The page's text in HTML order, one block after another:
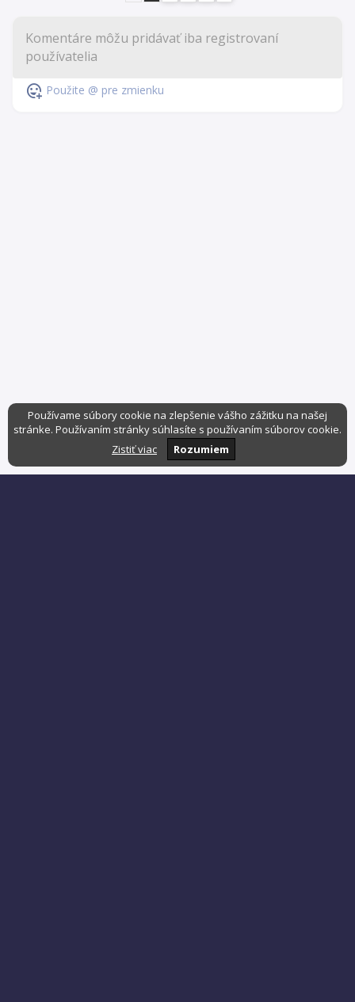
Použite @ pre zmienku
Používame súbory cookie na zlepšenie vášho zážitku na našej
stránke. Používaním stránky súhlasíte s používaním súborov cookie.
Zistiť viac
Rozumiem